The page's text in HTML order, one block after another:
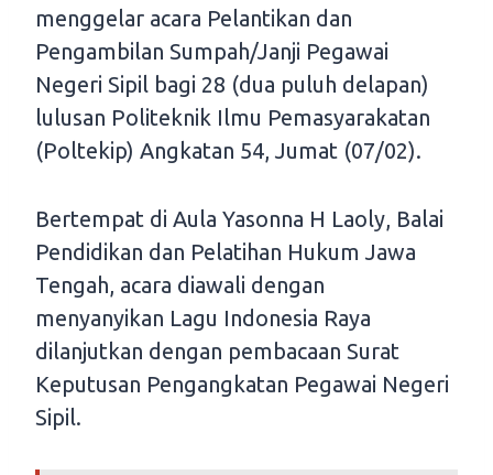
menggelar acara Pelantikan dan
Pengambilan Sumpah/Janji Pegawai
Negeri Sipil bagi 28 (dua puluh delapan)
lulusan Politeknik Ilmu Pemasyarakatan
(Poltekip) Angkatan 54, Jumat (07/02).
Bertempat di Aula Yasonna H Laoly, Balai
Pendidikan dan Pelatihan Hukum Jawa
Tengah, acara diawali dengan
menyanyikan Lagu Indonesia Raya
dilanjutkan dengan pembacaan Surat
Keputusan Pengangkatan Pegawai Negeri
Sipil.